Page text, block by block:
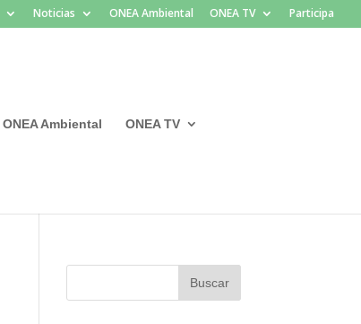
Noticias ONEA Ambiental ONEA TV Participa
ONEA Ambiental ONEA TV